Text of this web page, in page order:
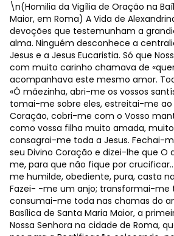
\n(Homilia da Vigília de Oração na
Maior, em Roma) A Vida de
devoções que testemunham a
alma. Ninguém desconhece a
Jesus e a Jesus Eucaristia. Só que
com muito carinho chamava de
acompanhava este mesmo amor.
«Ó mãezinha, abri-me os vossos
tomai-me sobre eles, estreitai-me ao
Coração, cobri-me com o Vosso
como vossa filha muito amada,
consagrai-me toda a Jesus. Fechai-
seu Divino Coração e dizei-lhe que O
me, para que não fique por
me humilde, obediente, pura, casta
Fazei- -me um anjo; transformai-me
consumai-me toda nas chamas do
Basílica de Santa Maria Maior, a
Nossa Senhora na cidade de Roma,